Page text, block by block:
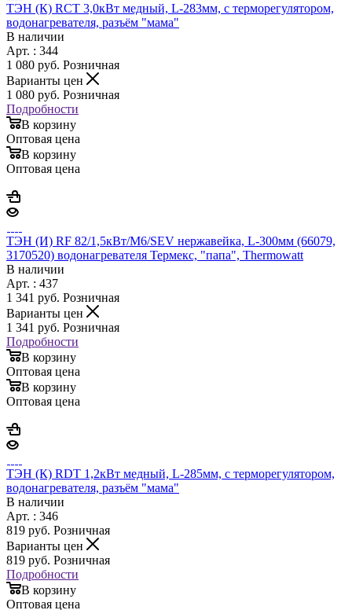
ТЭН (К) RCT 3,0кВт медный, L-283мм, с терморегулятором,
водонагревателя, разъём "мама"
В наличии
Арт. : 344
1 080 руб. Розничная
Варианты цен
1 080 руб. Розничная
Подробности
В корзину
Оптовая цена
В корзину
Оптовая цена
ТЭН (И) RF 82/1,5кВт/М6/SEV нержавейка, L-300мм (66079,
3170520) водонагревателя Термекс, "папа", Thermowatt
В наличии
Арт. : 437
1 341 руб. Розничная
Варианты цен
1 341 руб. Розничная
Подробности
В корзину
Оптовая цена
В корзину
Оптовая цена
ТЭН (К) RDT 1,2кВт медный, L-285мм, с терморегулятором,
водонагревателя, разъём "мама"
В наличии
Арт. : 346
819 руб. Розничная
Варианты цен
819 руб. Розничная
Подробности
В корзину
Оптовая цена